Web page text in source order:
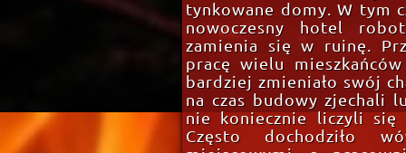
tynkowane domy. W tym
nowoczesny hotel
zamienia się w ruinę.
pracę wielu
bardziej zmieniało swój
na czas budowy zjechali
nie koniecznie liczyli się
Często dochodziło